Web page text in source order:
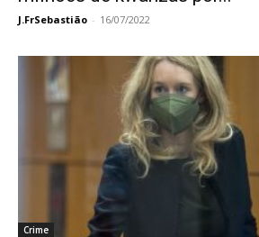
J.FrSebastião - 16/07/2022
Crime